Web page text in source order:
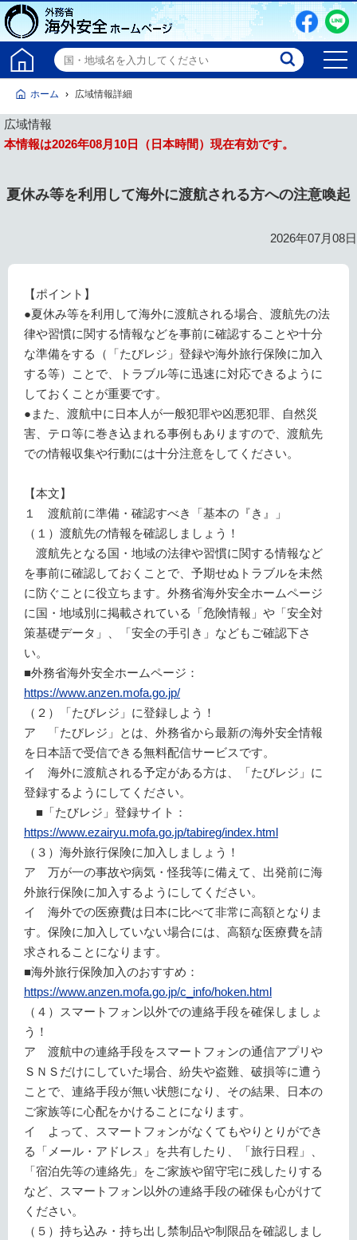
ホーム 広域情報詳細
広域情報
本情報は2026年08月10日 （日本時間）現在有効です。
夏休み等を利用して海外に渡航される方への注意喚起
2026年07月08日
【ポイント】
●夏休み等を利用して海外に渡航される場合、渡航先の法
律や習慣に関する情報などを事前に確認することや十分
な準備をする（「たびレジ」登録や海外旅行保険に加入
する等）ことで、トラブル等に迅速に対応できるように
しておくことが重要です。
●また、渡航中に日本人が一般犯罪や凶悪犯罪、自然災
害、テロ等に巻き込まれる事例もありますので、渡航先
での情報収集や行動には十分注意をしてください。
【本文】
１ 渡航前に準備・確認すべき「基本の『き』」
（１）渡航先の情報を確認しましょう！
渡航先となる国・地域の法律や習慣に関する情報など
を事前に確認しておくことで、予期せぬトラブルを未然
に防ぐことに役立ちます。外務省海外安全ホームページ
に国・地域別に掲載されている「危険情報」や「安全対
策基礎データ」、「安全の手引き」などもご確認下さ
い。
■外務省海外安全ホームページ：
https://www.anzen.mofa.go.jp/
（２）「たびレジ」に登録しよう！
ア 「たびレジ」とは、外務省から最新の海外安全情報
を日本語で受信できる無料配信サービスです。
イ 海外に渡航される予定がある方は、「たびレジ」に
登録するようにしてください。
■「たびレジ」登録サイト：
https://www.ezairyu.mofa.go.jp/tabireg/index.html
（３）海外旅行保険に加入しましょう！
ア 万が一の事故や病気・怪我等に備えて、出発前に海
外旅行保険に加入するようにしてください。
イ 海外での医療費は日本に比べて非常に高額となりま
す。保険に加入していない場合には、高額な医療費を請
求されることになります。
■海外旅行保険加入のおすすめ：
https://www.anzen.mofa.go.jp/c_info/hoken.html
（４）スマートフォン以外での連絡手段を確保しましょ
う！
ア 渡航中の連絡手段をスマートフォンの通信アプリや
ＳＮＳだけにしていた場合、紛失や盗難、破損等に遭う
ことで、連絡手段が無い状態になり、その結果、日本の
ご家族等に心配をかけることになります。
イ よって、スマートフォンがなくてもやりとりができ
る「メール・アドレス」を共有したり、「旅行日程」、
「宿泊先等の連絡先」をご家族や留守宅に残したりする
など、スマートフォン以外の連絡手段の確保も心がけて
ください。
（５）持ち込み・持ち出し禁制品や制限品を確認しまし